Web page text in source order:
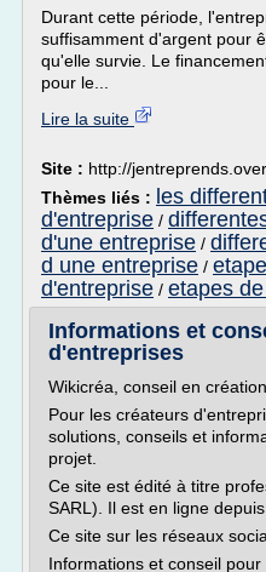
Durant cette période,
suffisamment d'argent pour
qu'elle survie. Le
pour le...
Lire la suite
Site : http://
Thèmes liés : les
d'entreprise /
d'une entreprise /
d une entreprise /
d'entreprise / etapes
Informations et
d'entreprises
Wikicréa, conseil en
Pour les créateurs
solutions, conseils et
projet.
Ce site est édité à titre
SARL). Il est en ligne
Ce site sur les réseaux
Informations et conseil